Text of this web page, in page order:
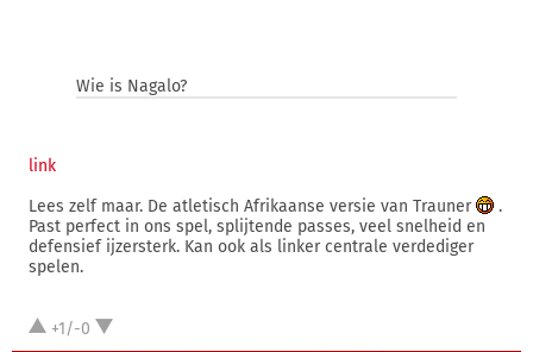
Wie is Nagalo?
link
Lees zelf maar. De atletisch Afrikaanse versie van Trauner
.
Past perfect in ons spel, splijtende passes, veel snelheid en
defensief ijzersterk. Kan ook als linker centrale verdediger
spelen.
+1/-0